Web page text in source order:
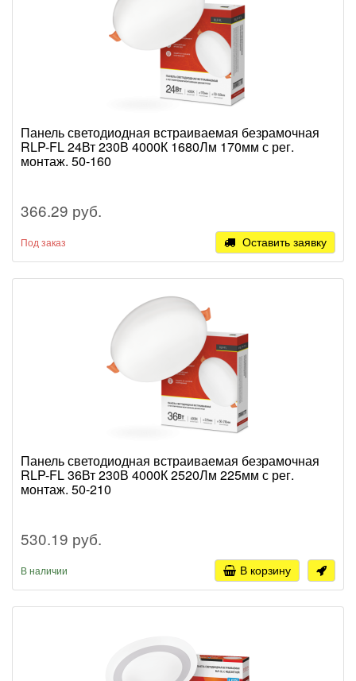
Панель светодиодная встраиваемая безрамочная
RLP-FL 24Вт 230В 4000К 1680Лм 170мм с рег.
монтаж. 50-160
366.29 руб.
Под заказ Оставить заявку
Панель светодиодная встраиваемая безрамочная
RLP-FL 36Вт 230В 4000К 2520Лм 225мм с рег.
монтаж. 50-210
530.19 руб.
В наличии В корзину